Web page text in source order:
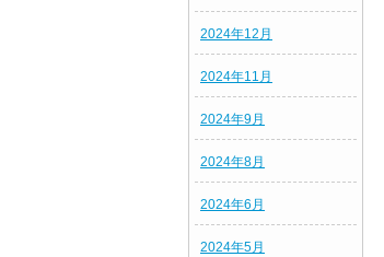
2024年12月
2024年11月
2024年9月
2024年8月
2024年6月
2024年5月